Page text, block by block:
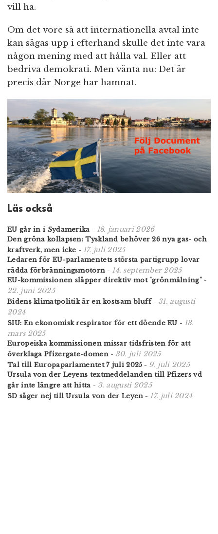
vill ha.
Om det vore så att internationella avtal inte
kan sägas upp i efterhand skulle det inte vara
någon mening med att hålla val. Eller att
bedriva demokrati. Men vänta nu: Det är
precis där Norge har hamnat.
Läs också
EU går in i Sydamerika - 18. januari 2026
Den gröna kollapsen: Tyskland behöver 26 nya gas- och
kraftverk, men icke - 17. juli 2025
Ledaren för EU-parlamentets största partigrupp lovar
rädda förbränningsmotorn - 14. september 2025
EU-kommissionen släpper direktiv mot "grönmålning" -
22. juni 2025
Bidens klimatpolitik är en kostsam bluff- 31. augusti
2024
SIU: En ekonomisk respirator för ett döende EU - 13.
mars 2025
Europeiska kommissionen missar tidsfristen för att
överklaga Pfizergate-domen- 30. juli 2025
Tal till Europaparlamentet 7 juli 2025 - 9. juli 2025
Ursula von der Leyens textmeddelanden till Pfizers vd
går inte längre att hitta - 3. augusti 2025
SD säger nej till Ursula von der Leyen - 17. juli 2024